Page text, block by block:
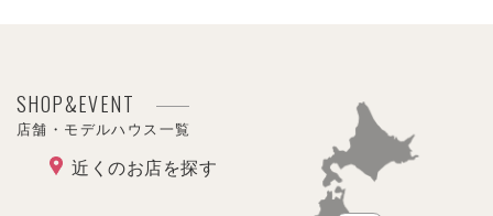
SHOP&EVENT
店舗・モデルハウス一覧
近くのお店を探す